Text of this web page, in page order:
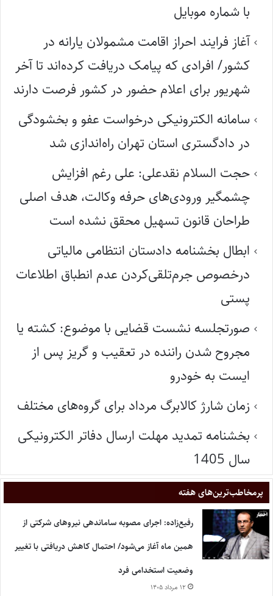
با شماره موبایل
آغاز فرایند احراز اقامت مشمولان یارانه در
کشور/ افرادی که پیامک دریافت کرده‌اند تا آخر
شهریور برای اعلام حضور در کشور فرصت دارند
سامانه الکترونیکی درخواست عفو و بخشودگی
در دادگستری استان تهران راه‌اندازی شد
حجت السلام نقدعلی: علی رغم افزایش
چشمگیر ورودی‌های حرفه وکالت، هدف اصلی
طراحان قانون تسهیل محقق نشده است
ابطال بخشنامه دادستان انتظامی مالیاتی
درخصوص جرم‌تلقی‌کردن عدم انطباق اطلاعات
پستی
صورتجلسه نشست قضایی با موضوع: کشته یا
مجروح شدن راننده در تعقیب و گریز پس از
ایست به خودرو
زمان شارژ کالابرگ مرداد برای گروه‌های مختلف
بخشنامه تمدید مهلت ارسال دفاتر الکترونیکی
سال 1405
پر‌مخاطب‌ترین‌های هفته
رفیع‌زاده: اجرای مصوبه ساماندهی نیروهای شرکتی از
همین ماه آغاز می‌شود/ احتمال کاهش دریافتی با تغییر
وضعیت استخدامی فرد
۱۲ مرداد ۱۴۰۵